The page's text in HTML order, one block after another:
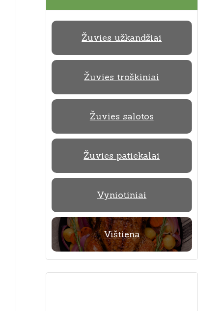
Žuvies užkandžiai
Žuvies troškiniai
Žuvies salotos
Žuvies patiekalai
Vyniotiniai
Vištiena